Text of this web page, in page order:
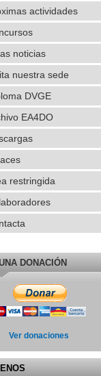
actividades
noticias
nuestra sede
DVGE
EA4DO
restringida
DONACIÓN
Ver donaciones